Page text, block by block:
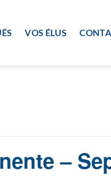
VOS ÉLUS
–